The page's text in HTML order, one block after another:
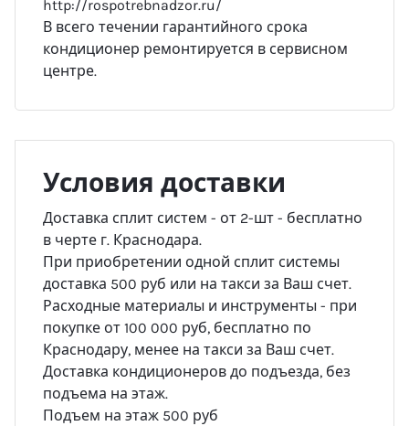
http://rospotrebnadzor.ru/
В всего течении гарантийного срока
кондиционер ремонтируется в сервисном
центре.
Условия доставки
Доставка сплит систем - от 2-шт - бесплатно
в черте г. Краснодара.
При приобретении одной сплит системы
доставка 500 руб или на такси за Ваш счет.
Расходные материалы и инструменты - при
покупке от 100 000 руб, бесплатно по
Краснодару, менее на такси за Ваш счет.
Доставка кондиционеров до подъезда, без
подъема на этаж.
Подъем на этаж 500 руб